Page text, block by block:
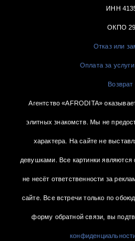
ИНН
ОКПО
Отказ или
Оплата за услуги
Агентство «AFRODITA»
элитных знакомств. Мы не
характера. На сайте не
девушками. Все картинки
не несёт ответственности за
сайте. Все встречи только по
форму обратной связи, вы